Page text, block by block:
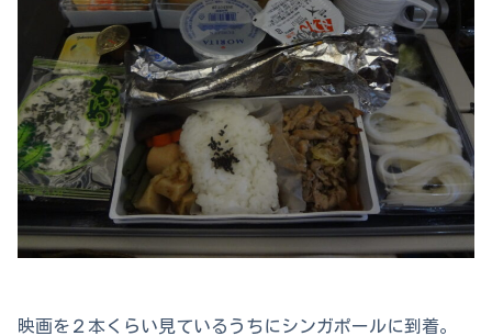
映画を２本くらい見ているうちにシンガポールに到着。